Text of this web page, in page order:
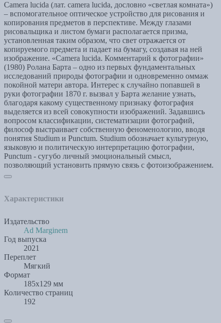
Camera lucida (лат. camera lucida, дословно «светлая комната»)
– вспомогательное оптическое устройство для рисования и
копирования предметов в перспективе. Между глазами
рисовальщика и листом бумаги располагается призма,
установленная таким образом, что свет отражается от
копируемого предмета и падает на бумагу, создавая на ней
изображение. «Camera lucida. Комментарий к фотографии»
(1980) Ролана Барта – одно из первых фундаментальных
исследований природы фотографии и одновременно оммаж
покойной матери автора. Интерес к случайно попавшей в
руки фотографии 1870 г. вызвал у Барта желание узнать,
благодаря какому существенному признаку фотография
выделяется из всей совокупности изображений. Задавшись
вопросом классификации, систематизации фотографий,
философ выстраивает собственную феноменологию, вводя
понятия Studium и Punctum. Studium обозначает культурную,
языковую и политическую интерпретацию фотографии,
Punctum - сугубо личный эмоциональный смысл,
позволяющий установить прямую связь с фотоизображением.
Характеристики
Издательство
Ad Marginem
Год выпуска
2021
Переплет
Мягкий
Формат
185x129 мм
Количество страниц
192